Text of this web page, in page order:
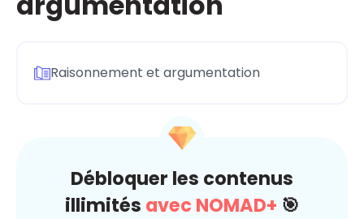
Raisonnement et argumentation
Débloquer les contenus
illimités avec NOMAD+ 🎯